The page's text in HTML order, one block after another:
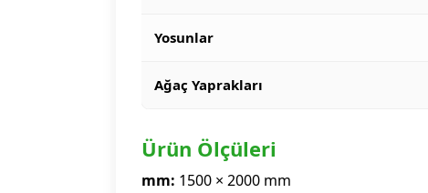
Yosunlar
Ağaç Yaprakları
Ürün Ölçüleri
mm: 1500 × 2000 mm